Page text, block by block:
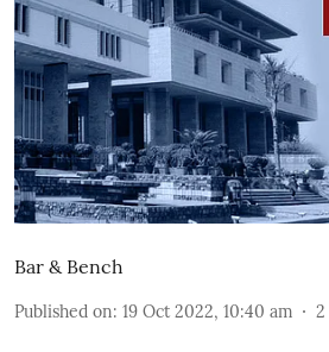
Bar & Bench
Published on: 19 Oct 2022, 10:40 am 2